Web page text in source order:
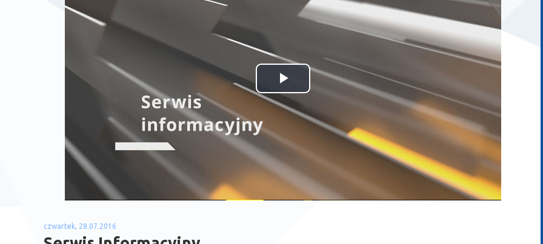
Odtwórz
wideo
czwartek, 28.07.2016